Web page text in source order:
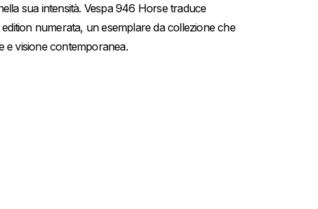
sua intensità. Vespa 946 Horse traduce
numerata, un esemplare da collezione che
e visione contemporanea.